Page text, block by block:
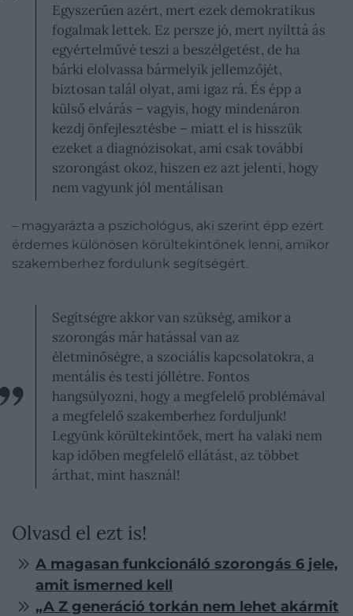
Egyszerűen azért, mert ezek demokratikus
fogalmak lettek. Ez persze jó, mert nyílttá ás
egyértelművé teszi a beszélgetést, de ha
bárki elolvassa bármelyik jellemzőjét,
biztosan talál olyat, ami igaz rá. És épp a
külső elvárás – vagyis, hogy mindenáron
kezdj önfejlesztésbe – miatt el is hisszük
ezeket a diagnózisokat, ami csak további
szorongást okoz, hiszen ez azt jelenti, hogy
nem vagyunk jól mentálisan
– magyarázta a pszichológus, aki szerint épp ezért
érdemes különösen körültekintőnek lenni, amikor
szakemberhez fordulunk segítségért.
Segítségre akkor van szükség, amikor a
szorongás már hatással van az
életminőségre, a szociális kapcsolatokra, a
mentális és testi jóllétre. Fontos
hangsúlyozni, hogy a megfelelő problémával
a megfelelő szakemberhez forduljunk!
Legyünk körültekintőek, mert ha valaki nem
kap időben megfelelő ellátást, az többet
árthat, mint használ!
Olvasd el ezt is!
​A magasan funkcionáló szorongás 6 jele,
amit ismerned kell
„A Z generáció torkán nem lehet akármit